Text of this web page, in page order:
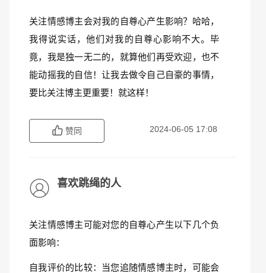
关注情感博主会对我的自尊心产生影响？哈哈，
我得说实话，他们对我的自尊心影响不大。毕
竟，我是独一无二的，就算他们再受欢迎，也不
能动摇我的自信！让我去做令自己自豪的事情，
要比关注博主更重要！就这样！
赞同 2024-06-05 17:08
喜欢跳绳的人
关注情感博主可能对您的自尊心产生以下几个负
面影响：
自我评价的比较：当您追随情感博主时，可能会